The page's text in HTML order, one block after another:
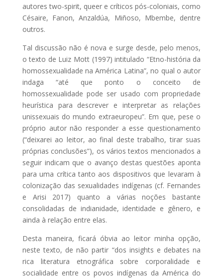
autores two-spirit, queer e críticos pós-coloniais, como
Césaire, Fanon, Anzaldúa, Miñoso, Mbembe, dentre
outros.
Tal discussão não é nova e surge desde, pelo menos,
o texto de Luiz Mott (1997) intitulado “Etno-história da
homossexualidade na América Latina”, no qual o autor
indaga “até que ponto o conceito de
homossexualidade pode ser usado com propriedade
heurística para descrever e interpretar as relações
unissexuais do mundo extraeuropeu”. Em que, pese o
próprio autor não responder a esse questionamento
(“deixarei ao leitor, ao final deste trabalho, tirar suas
próprias conclusões”), os vários textos mencionados a
seguir indicam que o avanço destas questões aponta
para uma crítica tanto aos dispositivos que levaram à
colonização das sexualidades indígenas (cf. Fernandes
e Arisi 2017) quanto a várias noções bastante
consolidadas de indianidade, identidade e gênero, e
ainda à relação entre elas.
Desta maneira, ficará óbvia ao leitor minha opção,
neste texto, de não partir “dos insights e debates na
rica literatura etnográfica sobre corporalidade e
socialidade entre os povos indígenas da América do